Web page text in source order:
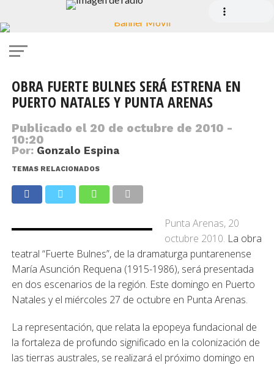
OBRA FUERTE BULNES SERÁ ESTRENA EN
PUERTO NATALES Y PUNTA ARENAS
Publicado el 20 de octubre de 2010 -
10:20
Por: Gonzalo Espina
TEMAS RELACIONADOS
Punta Arenas, 20
octubre 2010. La obra
teatral “Fuerte Bulnes”, de la dramaturga puntarenense
María Asunción Requena (1915-1986), será presentada
en dos escenarios de la región. Este domingo en Puerto
Natales y el miércoles 27 de octubre en Punta Arenas.
La representación, que relata la epopeya fundacional de
la fortaleza de profundo significado en la colonización de
las tierras australes, se realizará el próximo domingo en